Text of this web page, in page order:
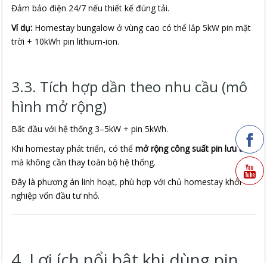
Đảm bảo điện 24/7 nếu thiết kế đúng tải.
Ví dụ: Homestay bungalow ở vùng cao có thể lắp 5kW pin mặt
trời + 10kWh pin lithium-ion.
3.3. Tích hợp dần theo nhu cầu (mô
hình mở rộng)
Bắt đầu với hệ thống 3–5kW + pin 5kWh.
Khi homestay phát triển, có thểmở rộng công suất pin lưu trữ
mà không cần thay toàn bộ hệ thống.
Đây là phương án linh hoạt, phù hợp với chủ homestay khởi
nghiệp vốn đầu tư nhỏ.